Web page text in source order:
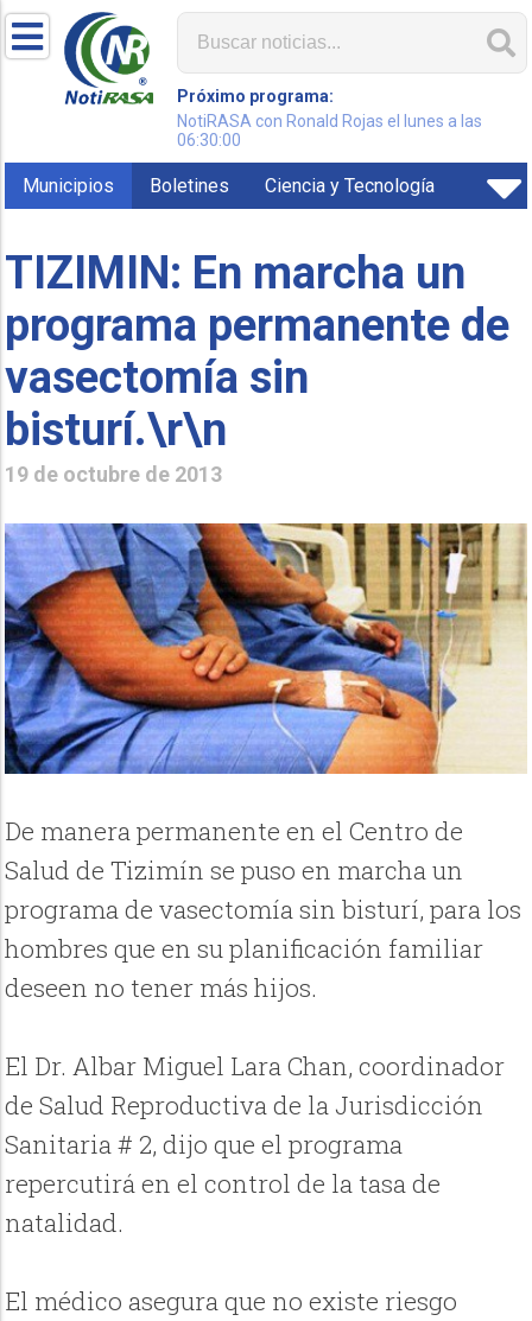
Próximo programa:
NotiRASA con Ronald Rojas el lunes a las
06:30:00
Municipios Boletines Ciencia y Tecnología
TIZIMIN: En marcha un
programa permanente de
vasectomía sin
bisturí.\r\n
19 de octubre de 2013
De manera permanente en el Centro de
Salud de Tizimín se puso en marcha un
programa de vasectomía sin bisturí, para los
hombres que en su planificación familiar
deseen no tener más hijos.
El Dr. Albar Miguel Lara Chan, coordinador
de Salud Reproductiva de la Jurisdicción
Sanitaria # 2, dijo que el programa
repercutirá en el control de la tasa de
natalidad.
El médico asegura que no existe riesgo